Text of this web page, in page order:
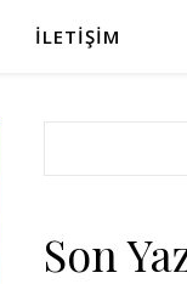
İLETIŞIM
Son